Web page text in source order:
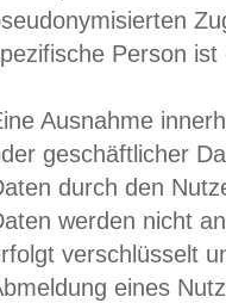
Person
Ausnahme
geschäftlicher
durch den
werden nicht
verschlüsselt
eines